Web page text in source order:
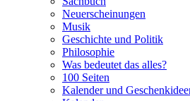
Neuerscheinungen
Musik
Geschichte und Politik
Philosophie
Was bedeutet das alles?
100 Seiten
Kalender und